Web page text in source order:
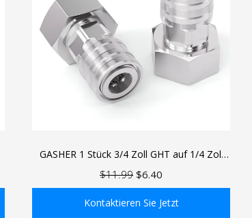
GASHER 1 Stück 3/4 Zoll GHT auf 1/4 Zoll
Schnellanschlussadapter, Schlauch-zu-
Edelstahlanschluss für Autowaschanlage und
$11.99 $6.40
Kontaktieren Sie Jetzt